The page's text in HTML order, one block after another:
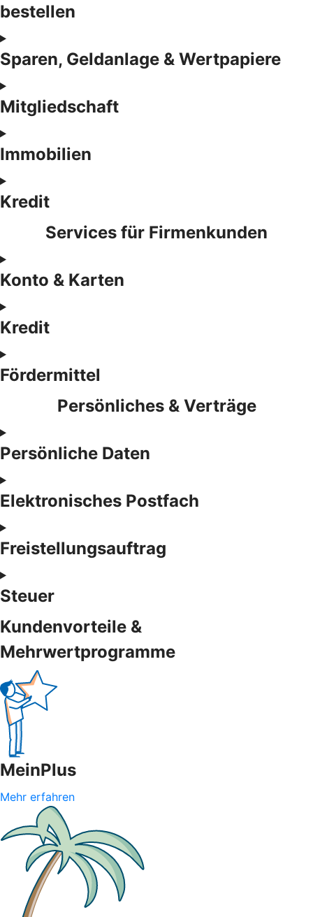
bestellen
Sparen, Geldanlage & Wertpapiere
Mitgliedschaft
Immobilien
Kredit
Services für Firmenkunden
Konto & Karten
Kredit
Fördermittel
Persönliches & Verträge
Persönliche Daten
Elektronisches Postfach
Freistellungsauftrag
Steuer
Kundenvorteile &
Mehrwertprogramme
MeinPlus
Mehr erfahren